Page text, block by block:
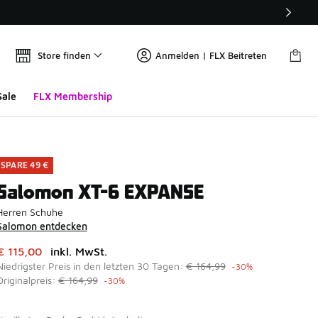
Store finden Anmelden | FLX Beitreten
FLX Membership
SPARE 49 €
XT-6 EXPANSE
Schuhe
entdecken
Artikel ist im Sale. Der Preis ist von auf € 115,00
115,00 inkl. MwSt.
Preis in den letzten 30 Tagen:€ 164,99 -30%
€ 164,99 -30%